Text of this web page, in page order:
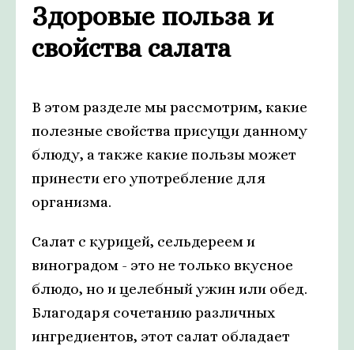
Здоровые польза и
свойства салата
В этом разделе мы рассмотрим, какие
полезные свойства присущи данному
блюду, а также какие пользы может
принести его употребление для
организма.
Салат с курицей, сельдереем и
виноградом - это не только вкусное
блюдо, но и целебный ужин или обед.
Благодаря сочетанию различных
ингредиентов, этот салат обладает